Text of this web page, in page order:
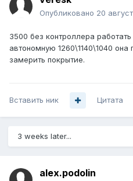
Опубликовано 20
3500 без контроллера
автономную 1260\1140\1040 она
замерить покрытие.
Вставить ник Цитата
3 weeks later...
alex.podolin